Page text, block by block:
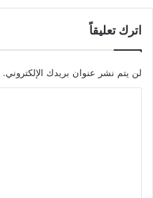
اترك تعليقاً
لن يتم نشر عنوان بريدك الإلكتروني.